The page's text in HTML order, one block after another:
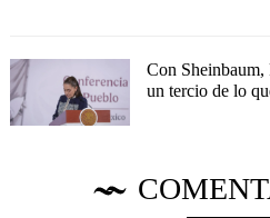
Con Sheinbaum,
un tercio de lo